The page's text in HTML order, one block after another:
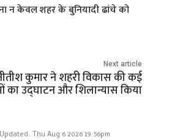
न केवल शहर के बुनियादी ढांचे को
Next article
कुमार ने शहरी विकास की कई
का उद्घाटन और शिलान्यास किया